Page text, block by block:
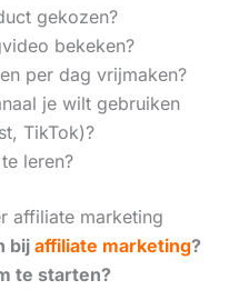
gekozen?
bekeken?
per dag vrijmaken?
je wilt gebruiken
TikTok)?
leren?
affiliate marketing
bij affiliate marketing?
te starten?